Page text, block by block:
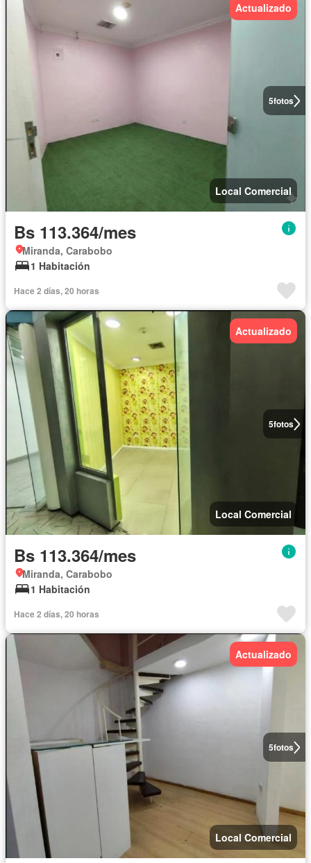
5fotos
Actualizado
Local Comercial
Bs 113.364/mes
Miranda, Carabobo
1 Habitación
Hace 2 días, 20 horas
5fotos
Actualizado
Local Comercial
Bs 113.364/mes
Miranda, Carabobo
1 Habitación
Hace 2 días, 20 horas
5fotos
Actualizado
Local Comercial